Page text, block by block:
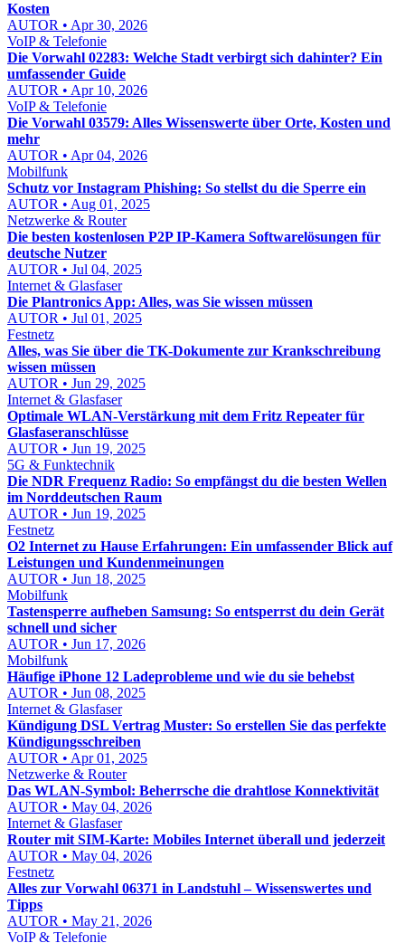
Kosten
AUTOR • Apr 30, 2026
VoIP & Telefonie
Die Vorwahl 02283: Welche Stadt verbirgt sich dahinter? Ein
umfassender Guide
AUTOR • Apr 10, 2026
VoIP & Telefonie
Die Vorwahl 03579: Alles Wissenswerte über Orte, Kosten und
mehr
AUTOR • Apr 04, 2026
Mobilfunk
Schutz vor Instagram Phishing: So stellst du die Sperre ein
AUTOR • Aug 01, 2025
Netzwerke & Router
Die besten kostenlosen P2P IP-Kamera Softwarelösungen für
deutsche Nutzer
AUTOR • Jul 04, 2025
Internet & Glasfaser
Die Plantronics App: Alles, was Sie wissen müssen
AUTOR • Jul 01, 2025
Festnetz
Alles, was Sie über die TK-Dokumente zur Krankschreibung
wissen müssen
AUTOR • Jun 29, 2025
Internet & Glasfaser
Optimale WLAN-Verstärkung mit dem Fritz Repeater für
Glasfaseranschlüsse
AUTOR • Jun 19, 2025
5G & Funktechnik
Die NDR Frequenz Radio: So empfängst du die besten Wellen
im Norddeutschen Raum
AUTOR • Jun 19, 2025
Festnetz
O2 Internet zu Hause Erfahrungen: Ein umfassender Blick auf
Leistungen und Kundenmeinungen
AUTOR • Jun 18, 2025
Mobilfunk
Tastensperre aufheben Samsung: So entsperrst du dein Gerät
schnell und sicher
AUTOR • Jun 17, 2026
Mobilfunk
Häufige iPhone 12 Ladeprobleme und wie du sie behebst
AUTOR • Jun 08, 2025
Internet & Glasfaser
Kündigung DSL Vertrag Muster: So erstellen Sie das perfekte
Kündigungsschreiben
AUTOR • Apr 01, 2025
Netzwerke & Router
Das WLAN-Symbol: Beherrsche die drahtlose Konnektivität
AUTOR • May 04, 2026
Internet & Glasfaser
Router mit SIM-Karte: Mobiles Internet überall und jederzeit
AUTOR • May 04, 2026
Festnetz
Alles zur Vorwahl 06371 in Landstuhl – Wissenswertes und
Tipps
AUTOR • May 21, 2026
VoIP & Telefonie